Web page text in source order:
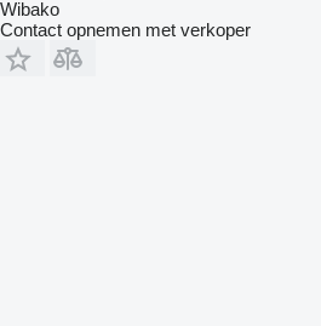
Wibako
Contact opnemen met verkoper